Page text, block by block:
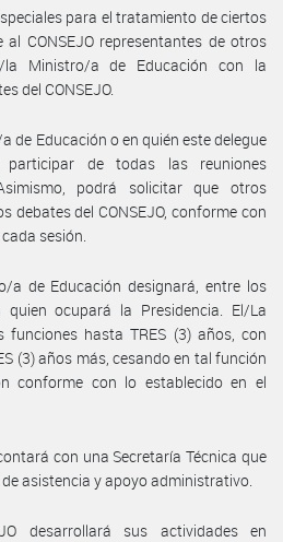
para el tratamiento de ciertos
CONSEJO representantes de otros
la Ministro/a de Educación con la
del CONSEJO.
de Educación o en quién este delegue
participar de todas las reuniones
podrá solicitar que otros
debates del CONSEJO, conforme con
sesión.
a de Educación designará, entre los
quien ocupará la Presidencia. El/La
hasta TRES (3) años, con
(3) años más, cesando en tal función
conforme con lo establecido en el
contará con una Secretaría Técnica que
asistencia y apoyo administrativo.
desarrollará sus actividades en